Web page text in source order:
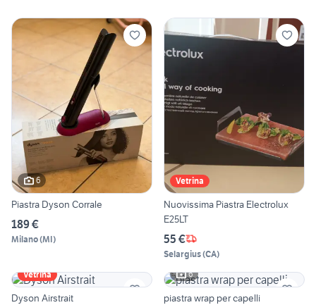
6
Piastra Dyson Corrale
189 €
Milano(MI)
Vetrina
Nuovissima Piastra Electrolux
E25LT
55 €
Selargius(CA)
Vetrina
Dyson Airstrait
6
piastra wrap per capelli